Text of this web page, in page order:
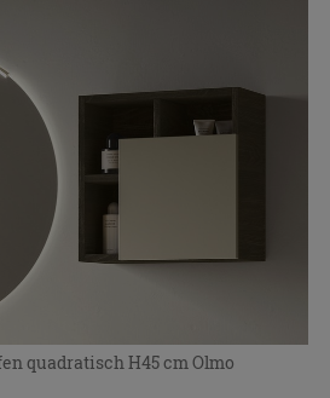
quadratisch H45 cm Olmo